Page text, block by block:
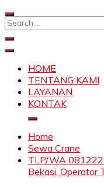
Skip
to
Search
SKYLIFTHOME
TENTANG KAMI
LAYANAN
KONTAK
Home
Sewa Crane
TLP/WA
Bekasi, Operator